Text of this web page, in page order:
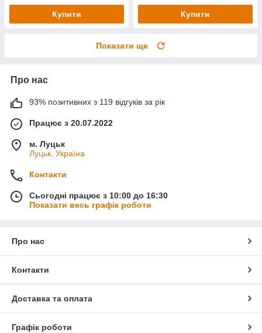
Купити Купити
Показати ще
Про нас
93% позитивних з 119 відгуків за рік
Працює з 20.07.2022
м. Луцьк
Луцьк, Україна
Контакти
Сьогодні працює з 10:00 до 16:30
Показати весь графік роботи
Про нас
Контакти
Доставка та оплата
Графік роботи